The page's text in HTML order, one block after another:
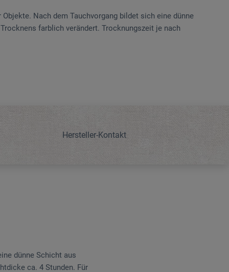
Nach dem Tauchvorgang bildet sich eine dünne
farblich verändert. Trocknungszeit je nach
Hersteller-Kontakt
dünne Schicht aus
ca. 4 Stunden. Für